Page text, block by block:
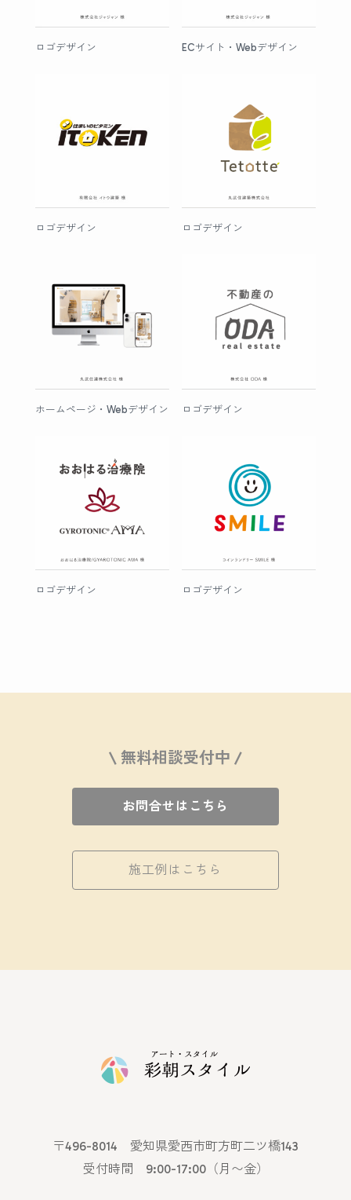
ロゴデザイン ECサイト・Webデザイン
ロゴデザイン ロゴデザイン
ホームページ・Webデザイン ロゴデザイン
ロゴデザイン ロゴデザイン
\ 無料相談受付中 /
お問合せはこちら
施工例はこちら
〒496-8014 愛知県愛西市町方町二ツ橋143
受付時間 9:00-17:00（月〜金）